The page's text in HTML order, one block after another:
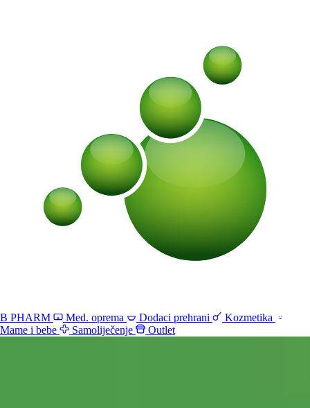
B PHARM Med. oprema Dodaci prehrani
Kozmetika
Mame i bebe
Samoliječenje Outlet